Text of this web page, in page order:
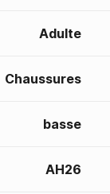
Adulte
Chaussures
basse
AH26